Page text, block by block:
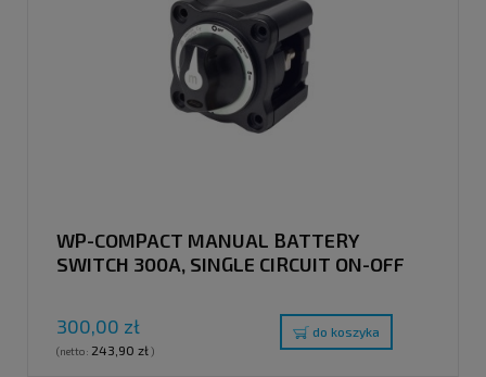
WP-COMPACT MANUAL BATTERY
SWITCH 300A, SINGLE CIRCUIT ON-OFF
300,00 zł
(netto: 243,90 zł)
do koszyka